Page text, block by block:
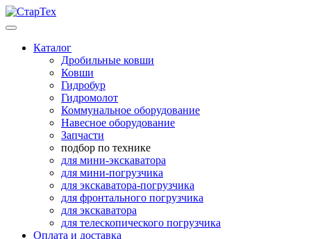
Каталог
Дробильные ковши
Ковши
Гидробур
Гидромолот
Коммунальное оборудование
Навесное оборудование
Запчасти
подбор по технике
для мини-экскаватора
для мини-погрузчика
для экскаватора-погрузчика
для фронтального погрузчика
для экскаватора
для телескопического погрузчика
Оплата и доставка